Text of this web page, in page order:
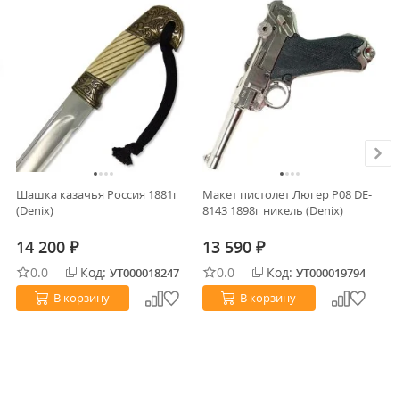
Шашка казачья Россия 1881г
(Denix)
14 200 ₽
0.0 Код: УТ000018247
В корзину
Макет пистолет Люгер P08 DE-
8143 1898г никель (Denix)
13 590 ₽
0.0 Код: УТ000019794
В корзину